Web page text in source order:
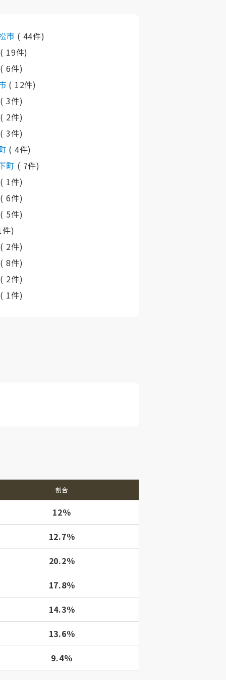
市 ( 44件)
( 19件)
( 6件)
( 12件)
( 3件)
( 2件)
( 3件)
( 4件)
町 ( 7件)
( 1件)
( 6件)
( 5件)
)
( 2件)
( 8件)
( 2件)
( 1件)
割合
12％
12.7％
20.2％
17.8％
14.3％
13.6％
9.4％